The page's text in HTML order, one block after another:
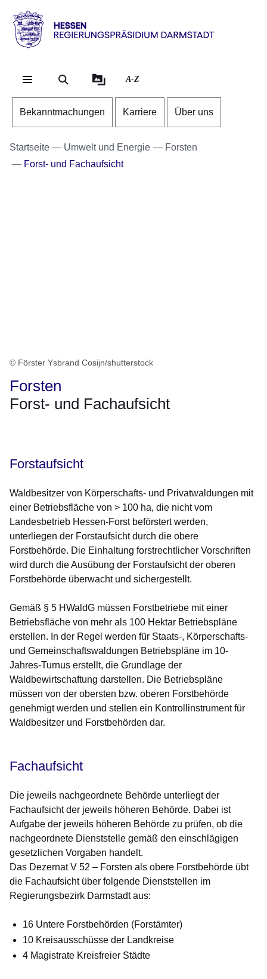
Direkt zum Kopf der
Direkt zum Inhalt
Direkt zum Fuß der
Hessen
RP
Darmstadt
A-Z
Bekanntmachungen Karriere Über uns
Startseite Umwelt und Energie
Forsten
Forst- und Fachaufsicht
© Förster Ysbrand Cosijn/shutterstock
Forsten
Forst- und Fachaufsicht
Forstaufsicht
Waldbesitzer von Körperschafts- und Privatwaldungen mit
einer Betriebsfläche von > 100 ha, die nicht vom
Landesbetrieb Hessen-Forst beförstert werden,
unterliegen der Forstaufsicht durch die obere
Forstbehörde. Die Einhaltung forstrechtlicher Vorschriften
wird durch die Ausübung der Forstaufsicht der oberen
Forstbehörde überwacht und sichergestellt.
Gemäß § 5 HWaldG müssen Forstbetriebe mit einer
Betriebsfläche von mehr als 100 Hektar Betriebspläne
erstellen. In der Regel werden für Staats-, Körperschafts-
und Gemeinschaftswaldungen Betriebspläne im 10-
Jahres-Turnus erstellt, die Grundlage der
Waldbewirtschaftung darstellen. Die Betriebspläne
müssen von der obersten bzw. oberen Forstbehörde
genehmigt werden und stellen ein Kontrollinstrument für
Waldbesitzer und Forstbehörden dar.
Fachaufsicht
Die jeweils nachgeordnete Behörde unterliegt der
Fachaufsicht der jeweils höheren Behörde. Dabei ist
Aufgabe der jeweils höheren Behörde zu prüfen, ob die
nachgeordnete Dienststelle gemäß den einschlägigen
gesetzlichen Vorgaben handelt.
Das Dezernat V 52 – Forsten als obere Forstbehörde übt
die Fachaufsicht über folgende Dienststellen im
Regierungsbezirk Darmstadt aus:
16 Untere Forstbehörden (Forstämter)
10 Kreisausschüsse der Landkreise
4 Magistrate Kreisfreier Städte